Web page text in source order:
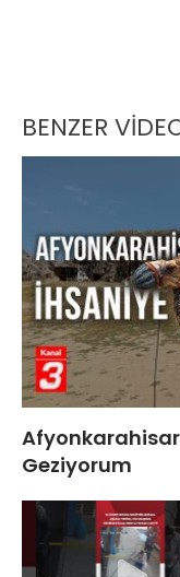
BENZER
Afyonkarahisar
Geziyorum